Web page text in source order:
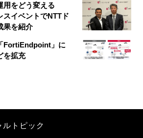
用をどう変える
イベントでNTTド
果を紹介
FortiEndpoint」に
を拡充
ルトピック